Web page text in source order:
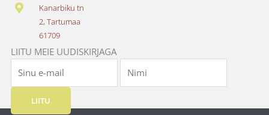
Kanarbiku tn
2, Tartumaa
61709
LIITU MEIE UUDISKIRJAGA
LIITU